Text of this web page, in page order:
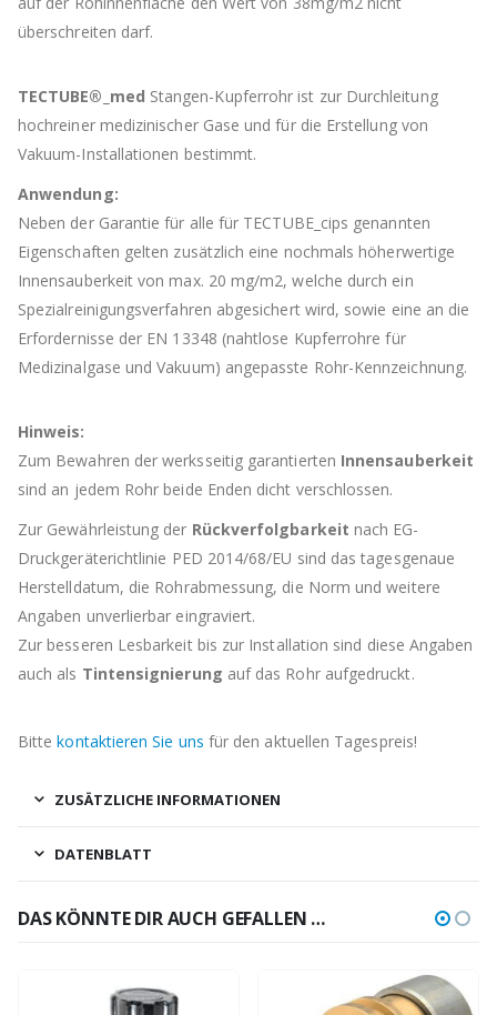
überschreiten darf.
TECTUBE®_med Stangen-Kupferrohr ist zur Durchleitung
hochreiner medizinischer Gase und für die Erstellung von
Vakuum-Installationen bestimmt.
Anwendung:
Neben der Garantie für alle für TECTUBE_cips genannten
Eigenschaften gelten zusätzlich eine nochmals höherwertige
Innensauberkeit von max. 20 mg/m2, welche durch ein
Spezialreinigungsverfahren abgesichert wird, sowie eine an die
Erfordernisse der EN 13348 (nahtlose Kupferrohre für
Medizinalgase und Vakuum) angepasste Rohr-Kennzeichnung.
Hinweis:
Zum Bewahren der werksseitig garantierten Innensauberkeit
sind an jedem Rohr beide Enden dicht verschlossen.
Zur Gewährleistung der Rückverfolgbarkeit nach EG-
Druckgeräterichtlinie PED 2014/68/EU sind das tagesgenaue
Herstelldatum, die Rohrabmessung, die Norm und weitere
Angaben unverlierbar eingraviert.
Zur besseren Lesbarkeit bis zur Installation sind diese Angaben
auch als Tintensignierung auf das Rohr aufgedruckt.
Bittekontaktieren Sie uns für den aktuellen Tagespreis!
ZUSÄTZLICHE INFORMATIONEN
DATENBLATT
DAS KÖNNTE DIR AUCH GEFALLEN …